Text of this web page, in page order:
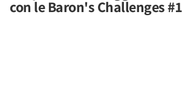
con le Baron's Challenges #1